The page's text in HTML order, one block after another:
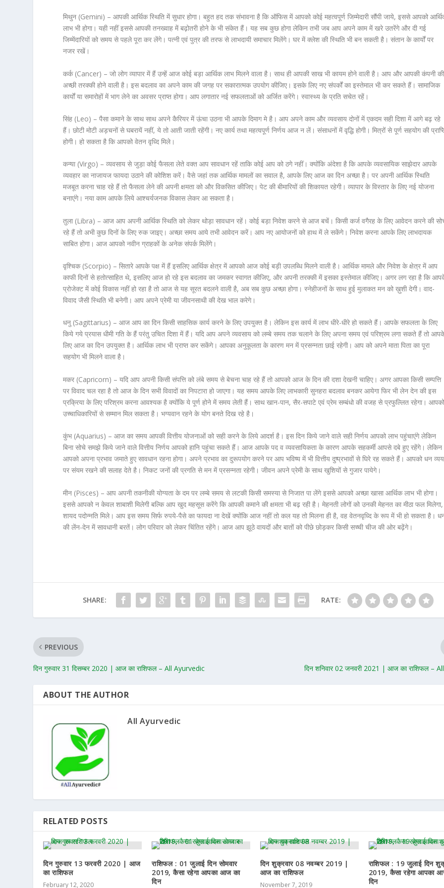
मिथुन (Gemini) –आपकी आर्थिक स्थिति में सुधार होगा। बहुत हद तक संभावना है कि ऑफिस में आपको कोई महत्वपूर्ण जिम्मेदारी सौंपी जाये, इससे आपको
लाभ भी होगा। यही नहीं इससे आपकी तनख्वाह में बढ़ोतरी होने के भी संकेत हैं। यह सब कुछ होगा लेकिन तभी जब आप अपने काम में खरे उतरेंगे और दी गई
जिम्मेंदारियों को समय से पहले पूरा कर लेंगे। पत्नी एवं पुत्र की तरफ से लाभदायी समाचार मिलेंगे। घर में क्लेश की स्थिति भी बन सकती है। संतान के कार्यों पर
नजर रखें।
कर्क (Cancer) – जो लोग व्यापार में हैं उन्हें आज कोई बड़ा आर्थिक लाभ मिलने वाला है। साथ ही आपकी साख भी कायम होने वाली है। आप और आपकी कंपनी की
अच्छी तरक्की होने वाली है। इस बदलाव का अपने काम की जगह पर सकारात्मक उपयोग कीजिए। इसके लिए नए संपर्कों का इस्तेमाल भी कर सकते हैं। सामाजिक
कार्यों या समारोहों में भाग लेने का अवसर प्राप्त होगा। आप लगातार नई सफलताओं को अर्जित करेंगे। स्‍वास्‍थ्‍य के प्रति सचेत रहें।
सिंह (Leo) –पैसा कमाने के साथ साथ अपने कैरियर में ऊंचा उठना भी आपके दिमाग मे है। आप अपने काम और व्यवसाय दोनों में एकदम सही दिशा में आगे बढ़ रहे
हैं। छोटी मोटी अड़चनों से घबरायें नहीं, ये तो आती जाती रहेंगी। नए कार्य तथा महत्वपूर्ण निर्णय आज न लें। संसाधनों में वृद्धि होगी। मित्रों से पूर्ण सहयोग की
होगी। हो सकता है कि आपको वेतन वृध्दि मिले।
कन्या (Virgo) – व्यवसाय से जुड़ा कोई फैसला लेते वक्त आप सावधान रहें ताकि कोई आप को ठगे नहीं। क्योंकि अंदेशा है कि आपके व्यवसायिक साझेदार आपके
व्यवहार का नाजायज फायदा उठाने की कोशिश करें। वैसे जहां तक आर्थिक मामलों का सवाल है, आपके लिए आज का दिन अच्छा है। पर अपनी आर्थिक स्थिति
मजबूत करना चाह रहे हैं तो फैसला लेने की अपनी क्षमता को और विकसित कीजिए। पेट की बीमारियों की शिकायत रहेगी। व्यापार के विस्तार के लिए नई योजना
बनाएंगे। नया काम आपके लिये आश्चर्यजनक विकास लेकर आ सकता है।
तुला (Libra) – आज आप अपनी आर्थिक स्थिति को लेकर थोड़ा सावधान रहें। कोई बड़ा निवेश करने से आज बचें। किसी कर्ज वगैरह के लिए आवेदन करने की
रहे हैं तो अभी कुछ दिनों के लिए रुक जाइए। अच्छा समय आये तभी आवेदन करें। आप नए आयोजनों को हाथ में ले सकेंगे। निवेश करना आपके लिए लाभदायक
साबित होगा। आज आपको नवीन ग्राहकों के अनेक संपर्क मिलेंगे।
वृश्चिक (Scorpio) – सितारे आपके पक्ष में हैं इसलिए आर्थिक क्षेत्र में आपको आज कोई बड़ी उपलब्धि मिलने वाली है। आर्थिक मामले और निवेश के क्षेत्र में आप
काफी दिनों से हतोत्साहित थे, इसलिए आज हो रहे इस बदलाव का जमकर स्वागत कीजिए, और अपनी तरक्की में इसका इस्तेमाल कीजिए। अगर लग रहा है कि
प्रोजेक्ट में कोई विकास नहीं हो रहा है तो आज से यह सूरत बदलने वाली है, अब सब कुछ अच्छा होगा। स्नेहीजनों के साथ हुई मुलाकत मन को ख़ुशी देगी। वाद-
विवाद जैसी स्थिति भी बनेगी। आप अपने प्रेमी या जीवनसाथी की देख भाल करेगे।
धनु (Sagittarius) – आज आप का दिन किसी साहसिक कार्य करने के लिए उपयुक्त है। लेकिन इस कार्य में लाभ धीरे-धीरे हो सकते हैं। आपके सफलता के लिए
किये गये प्रयास धीमी गति के हैं परंतु उचित दिशा में हैं। यदि आप अपने व्यवसाय को लम्बे समय तक चलाने के लिए अपना समय एवं परिश्रम लगा सकते हैं तो
लिए आज का दिन उपयुक्त है। आर्थिक लाभ भी प्राप्त कर सकेंगे। आपका अनुकूलता के कारण मन में प्रसन्नता छाई रहेगी। आप को अपने माता पिता का पूरा
सहयोग भी मिलने वाला है।
मकर (Capricorn) – यदि आप अपनी किसी संपत्ति को लंबे समय से बेचना चाह रहे हैं तो आपको आज के दिन की दशा देखनी चाहिए। अगर आपका किसी सम्पत्ति
पर विवाद चल रहा है तो आज के दिन सभी विवादों का निपटारा हो जाएगा। यह समय आपके लिए लाभकारी सुनहरा बदलाव बनकर आयेगा फिर भी लेन देन की इस
प्रक्रिया के लिए परिश्रम करना आवश्यक है क्योंकि ये पूर्ण होने में समय लेती हैं। साथ खान-पान, सैर-सपाटे एवं प्रेम सम्बंधो की वजह से प्रफुल्लित रहेगा। आपको
उच्चाधिकारियों से सम्मान मिल सकता है। भग्यवान रहने के योग बनते दिख रहे है।
कुंभ (Aquarius) – आज का समय आपकी वित्तीय योजनाओं को सही करने के लिये आदर्श है। इस दिन किये जाने वाले सही निर्णय आपको लाभ पहुंचाएंगे लेकिन
बिना सोचे समझे किये जाने वाले वित्तीय निर्णय आपको हानि पहुंचा सकते हैं। आज आपके पद व व्यवसायिकता के कारण आपके सहकर्मी आपसे दबे हुए रहेंगे। लेकिन
आपको अपना प्रभाव जमाते हुए सावधान रहना होगा। अपने प्रभाव का दुरूपयोग करने पर आप भविष्य में भी वित्तीय दुष्प्रभावों से घिरे रह सकते हैं। आपको धन व्यय
पर संयम रखने की सलाह देते है। निकट जनों की प्रगति से मन में प्रसन्नता रहेगी। जीवन अपने प्रेमी के साथ खुशियों से गुजार पायेगे।
मीन (Pisces) – आप अपनी तकनीकी योग्यता के दम पर लम्बे समय से लटकी किसी समस्या से निजात पा लेंगे इससे आपको अच्छा खासा आर्थिक लाभ भी होगा।
इससे आपको न केवल शाबाशी मिलेगी बल्कि आप खुद महसूस करेंगे कि आपकी कमाने की क्षमता भी बढ़ रही है। मेहनती लोगों को उनकी मेहनत का मीठा फल मिलेगा,
शायद पदोन्नति मिले। आप इस समय सिर्फ रुपये-पैसे का फायदा ना देखें क्योंकि आज नहीं तो कल यह तो मिलना ही है, वह वेतनवृध्दि के रूप में भी हो सकता है।
की लेंन-देन में सावधानी बरतें। लोग परिवार को लेकर चिंतित रहेंगे। आज आप झूठे वायदों और बातों को पीछे छोड़कर किसी सच्ची चीज की ओर बढ़ेंगे।
SHARE: RATE:
PREVIOUS
दिन गुरुवार 31 दिसम्बर 2020 | आज का राशिफल – All Ayurvedic दिन शनिवार 02 जनवरी 2021 | आज का राशिफल –
ABOUT THE AUTHOR
All Ayurvedic
RELATED POSTS
दिन गुरुवार 13 फरवरी 2020 | आज
का राशिफल
February 12, 2020
राशिफल : 01 जुलाई दिन सोमवार
2019, कैसा रहेगा आपका आज का
दिन
दिन शुक्रवार 08 नवम्बर 2019 |
आज का राशिफल
November 7, 2019
राशिफल : 19 जुलाई दिन
2019, कैसा रहेगा आपका
दिन